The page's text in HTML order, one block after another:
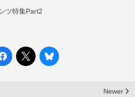
ツ特集Part2
Newer